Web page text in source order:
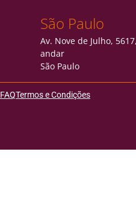
São Paulo
Av. Nove de Julho,
andar
São Paulo
FAQTermos e Condições